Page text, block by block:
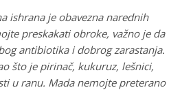
ishrana je obavezna narednih
preskakati obroke, važno je da
antibiotika i dobrog zarastanja.
što je pirinač, kukuruz, lešnici,
u ranu. Mada nemojte preterano